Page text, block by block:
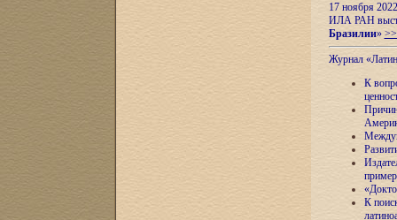
17 ноября
ИЛА РАН
Бразилии»
Журнал
К
К